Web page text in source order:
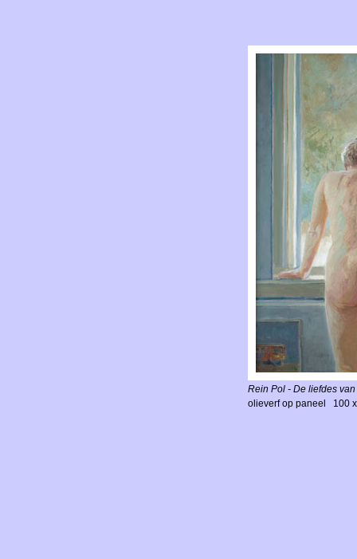
Rein Pol - De liefdes
olieverf op paneel 100